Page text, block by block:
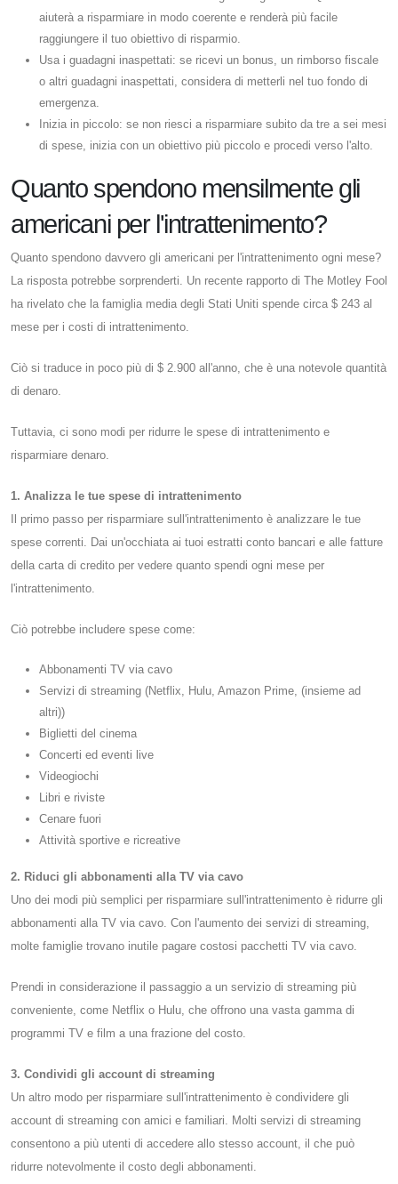
aiuterà a risparmiare in modo coerente e renderà più facile
raggiungere il tuo obiettivo di risparmio.
Usa i guadagni inaspettati: se ricevi un bonus, un rimborso fiscale
o altri guadagni inaspettati, considera di metterli nel tuo fondo di
emergenza.
Inizia in piccolo: se non riesci a risparmiare subito da tre a sei mesi
di spese, inizia con un obiettivo più piccolo e procedi verso l'alto.
Quanto spendono mensilmente gli
americani per l'intrattenimento?
Quanto spendono davvero gli americani per l'intrattenimento ogni mese?
La risposta potrebbe sorprenderti. Un recente rapporto di The Motley Fool
ha rivelato che la famiglia media degli Stati Uniti spende circa $ 243 al
mese per i costi di intrattenimento.
Ciò si traduce in poco più di $ 2.900 all'anno, che è una notevole quantità
di denaro.
Tuttavia, ci sono modi per ridurre le spese di intrattenimento e
risparmiare denaro.
1. Analizza le tue spese di intrattenimento
Il primo passo per risparmiare sull'intrattenimento è analizzare le tue
spese correnti. Dai un'occhiata ai tuoi estratti conto bancari e alle fatture
della carta di credito per vedere quanto spendi ogni mese per
l'intrattenimento.
Ciò potrebbe includere spese come:
Abbonamenti TV via cavo
Servizi di streaming (Netflix, Hulu, Amazon Prime, (insieme ad
altri))
Biglietti del cinema
Concerti ed eventi live
Videogiochi
Libri e riviste
Cenare fuori
Attività sportive e ricreative
2. Riduci gli abbonamenti alla TV via cavo
Uno dei modi più semplici per risparmiare sull'intrattenimento è ridurre gli
abbonamenti alla TV via cavo. Con l'aumento dei servizi di streaming,
molte famiglie trovano inutile pagare costosi pacchetti TV via cavo.
Prendi in considerazione il passaggio a un servizio di streaming più
conveniente, come Netflix o Hulu, che offrono una vasta gamma di
programmi TV e film a una frazione del costo.
3. Condividi gli account di streaming
Un altro modo per risparmiare sull'intrattenimento è condividere gli
account di streaming con amici e familiari. Molti servizi di streaming
consentono a più utenti di accedere allo stesso account, il che può
ridurre notevolmente il costo degli abbonamenti.